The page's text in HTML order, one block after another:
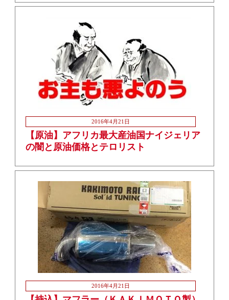
2016年4月21日
【原油】アフリカ最大産油国ナイジェリア
の闇と原油価格とテロリスト
2016年4月21日